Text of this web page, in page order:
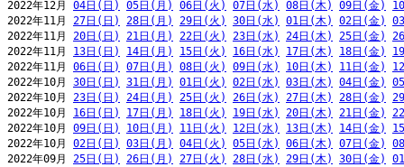
2022年12月 04日(日) 05日(月) 06日(火) 07日(水) 08日(木) 09日(金)
2022年11月 27日(日) 28日(月) 29日(火) 30日(水) 01日(木) 02日(金)
2022年11月 20日(日) 21日(月) 22日(火) 23日(水) 24日(木) 25日(金)
2022年11月 13日(日) 14日(月) 15日(火) 16日(水) 17日(木) 18日(金)
2022年11月 06日(日) 07日(月) 08日(火) 09日(水) 10日(木) 11日(金)
2022年10月 30日(日) 31日(月) 01日(火) 02日(水) 03日(木) 04日(金)
2022年10月 23日(日) 24日(月) 25日(火) 26日(水) 27日(木) 28日(金)
2022年10月 16日(日) 17日(月) 18日(火) 19日(水) 20日(木) 21日(金)
2022年10月 09日(日) 10日(月) 11日(火) 12日(水) 13日(木) 14日(金)
2022年10月 02日(日) 03日(月) 04日(火) 05日(水) 06日(木) 07日(金)
2022年09月 25日(日) 26日(月) 27日(火) 28日(水) 29日(木) 30日(金)